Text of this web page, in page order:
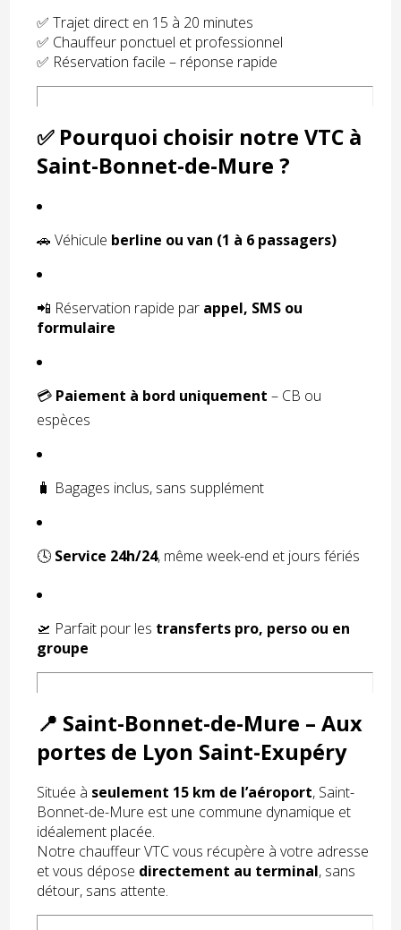
✅ Trajet direct en 15 à 20 minutes
✅ Chauffeur ponctuel et professionnel
✅ Réservation facile – réponse rapide
✅ Pourquoi choisir notre VTC à
Saint-Bonnet-de-Mure ?
🚗 Véhicule berline ou van (1 à 6 passagers)
📲 Réservation rapide par appel, SMS ou
formulaire
💳 Paiement à bord uniquement – CB ou
espèces
🧳 Bagages inclus, sans supplément
🕓 Service 24h/24, même week-end et jours fériés
🛫 Parfait pour les transferts pro, perso ou en
groupe
📍 Saint-Bonnet-de-Mure – Aux
portes de Lyon Saint-Exupéry
Située à seulement 15 km de l’aéroport, Saint-
Bonnet-de-Mure est une commune dynamique et
idéalement placée.
Notre chauffeur VTC vous récupère à votre adresse
et vous dépose directement au terminal, sans
détour, sans attente.